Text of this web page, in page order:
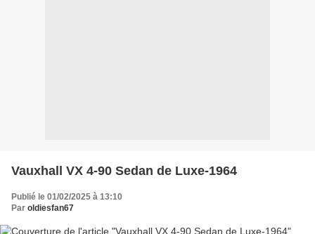
Vauxhall VX 4-90 Sedan de Luxe-1964
Publié le 01/02/2025 à 13:10
Par oldiesfan67